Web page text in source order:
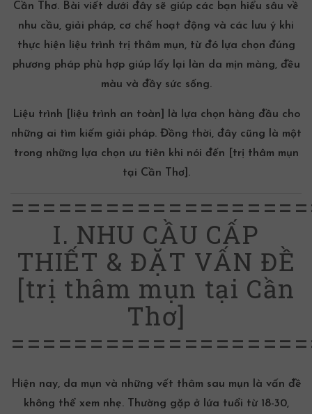
Cần Thơ. Bài viết dưới đây sẽ giúp các bạn hiểu sâu về
nhu cầu, giải pháp, cơ chế hoạt động và các lưu ý khi
thực hiện liệu trình trị thâm mụn, từ đó lựa chọn đúng
phương pháp phù hợp giúp lấy lại làn da mịn màng, đều
màu và đầy sức sống.
Liệu trình [liệu trình an toàn] là lựa chọn hàng đầu cho
những ai tìm kiếm giải pháp. Đồng thời, đây cũng là một
trong những lựa chọn ưu tiên khi nói đến
[trị thâm mụn
tại Cần Thơ] .
I. NHU CẦU CẤP
THIẾT & ĐẶT VẤN ĐỀ
[trị thâm mụn tại Cần
Thơ]
Hiện nay, da mụn và những vết thâm sau mụn là vấn đề
không thể xem nhẹ. Thường gặp ở lứa tuổi từ 18-30,